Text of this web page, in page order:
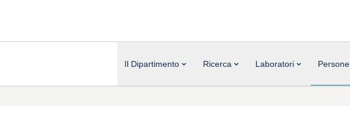
Il Dipartimento Ricerca Laboratori Persone